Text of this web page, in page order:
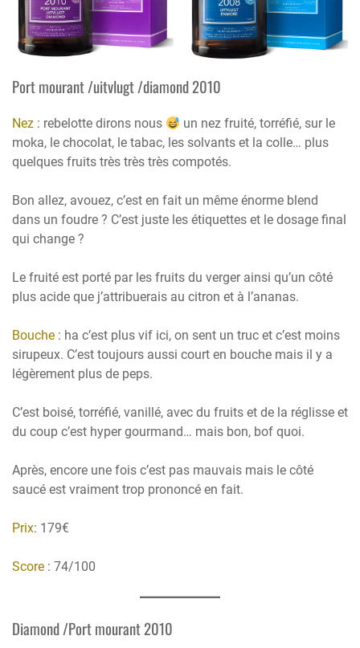
Port mourant /uitvlugt /diamond 2010
Nez : rebelotte dirons nous
un nez fruité, torréfié, sur le
moka, le chocolat, le tabac, les solvants et la colle… plus
quelques fruits très très très compotés.
Bon allez, avouez, c’est en fait un même énorme blend
dans un foudre ? C’est juste les étiquettes et le dosage final
qui change ?
Le fruité est porté par les fruits du verger ainsi qu’un côté
plus acide que j’attribuerais au citron et à l’ananas.
Bouche : ha c’est plus vif ici, on sent un truc et c’est moins
sirupeux. C’est toujours aussi court en bouche mais il y a
légèrement plus de peps.
C’est boisé, torréfié, vanillé, avec du fruits et de la réglisse et
du coup c’est hyper gourmand… mais bon, bof quoi.
Après, encore une fois c’est pas mauvais mais le côté
saucé est vraiment trop prononcé en fait.
Prix: 179€
Score : 74/100
Diamond /Port mourant 2010